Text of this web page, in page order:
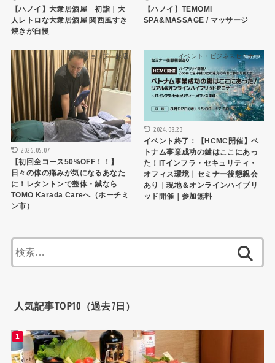
【ハノイ】大衆居酒屋 初詣｜大
人レトロな大衆居酒屋 関西風すき
焼きが自慢
【ハノイ】TEMOMI
SPA&MASSAGE / マッサージ
ショップ・お店
2026.05.07
【初回全コース50%OFF！！】
日々の体の痛みが気になるあなた
に！レタントンで整体・鍼なら
TOMO Karada Careへ（ホーチミ
ン市）
イベント・ビジネスセミナー
2024.08.23
イベント終了：【HCMC開催】ベ
トナム事業成功の鍵はここにあっ
た！ITインフラ・セキュリティ・
オフィス環境｜セミナー後懇親会
あり｜現地＆オンラインハイブリ
ッド開催｜参加無料
索:
人気記事TOP10（過去7日）